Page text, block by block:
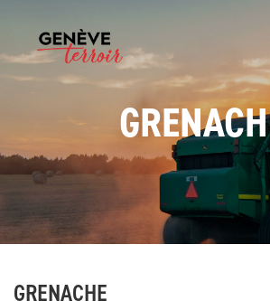
GRENACHE